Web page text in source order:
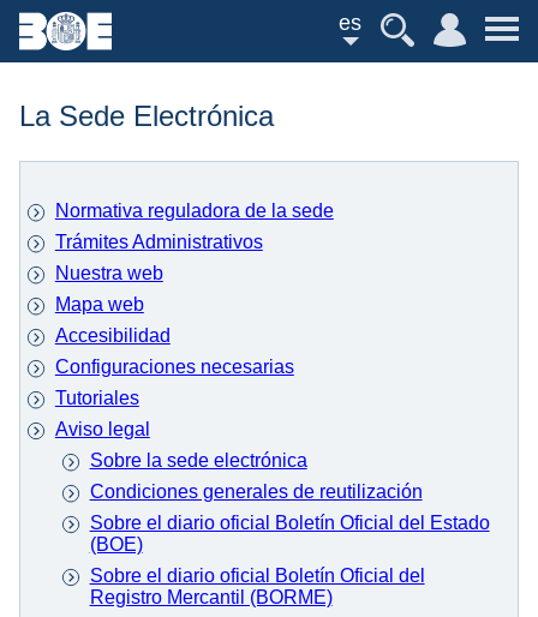
es
La Sede Electrónica
Normativa reguladora de la sede
Trámites Administrativos
Nuestra web
Mapa web
Accesibilidad
Configuraciones necesarias
Tutoriales
Aviso legal
Sobre la sede electrónica
Condiciones generales de reutilización
Sobre el diario oficial Boletín Oficial del Estado
(BOE)
Sobre el diario oficial Boletín Oficial del
Registro Mercantil (BORME)